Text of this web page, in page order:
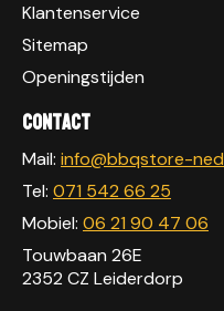
Klantenservice
Sitemap
Openingstijden
Contact
Mail: info@bbqstore-
Tel: 071 542 66 25
Mobiel: 06 21 90 47 06
Touwbaan 26E
2352 CZ Leiderdorp